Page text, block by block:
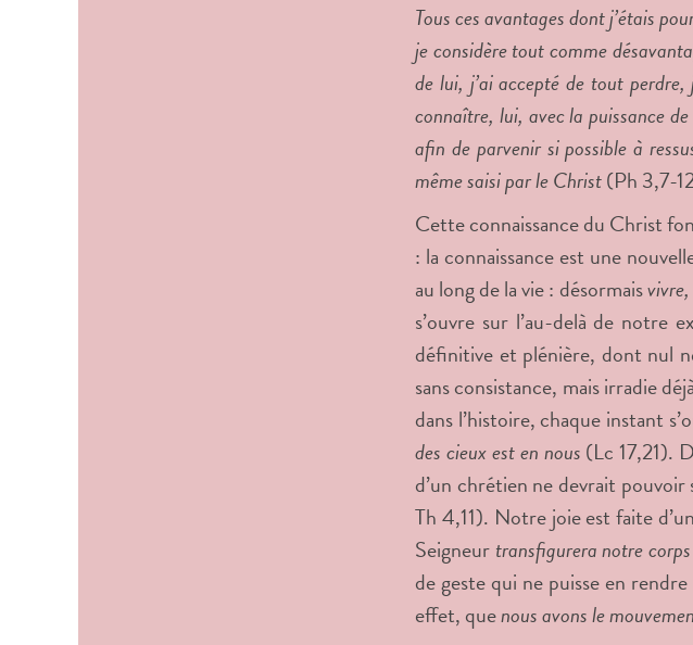
Tous ces avantages dont j’étais
je considère tout comme
de lui, j’ai accepté de tout
connaître, lui, avec la puissance
afin de parvenir si possible à
même saisi par le Christ(Ph 3,7-
Cette connaissance du Christ
: la connaissance est une
au long de la vie : désormais
s’ouvre sur l’au-delà de notre
définitive et plénière, dont nul
sans consistance, mais irradie
dans l’histoire, chaque instant
des cieux est en nous (Lc 17,21).
d’un chrétien ne devrait pouvoir
Th 4,11). Notre joie est faite
Seigneur transfigurera notre
de geste qui ne puisse en
effet, quenous avons le